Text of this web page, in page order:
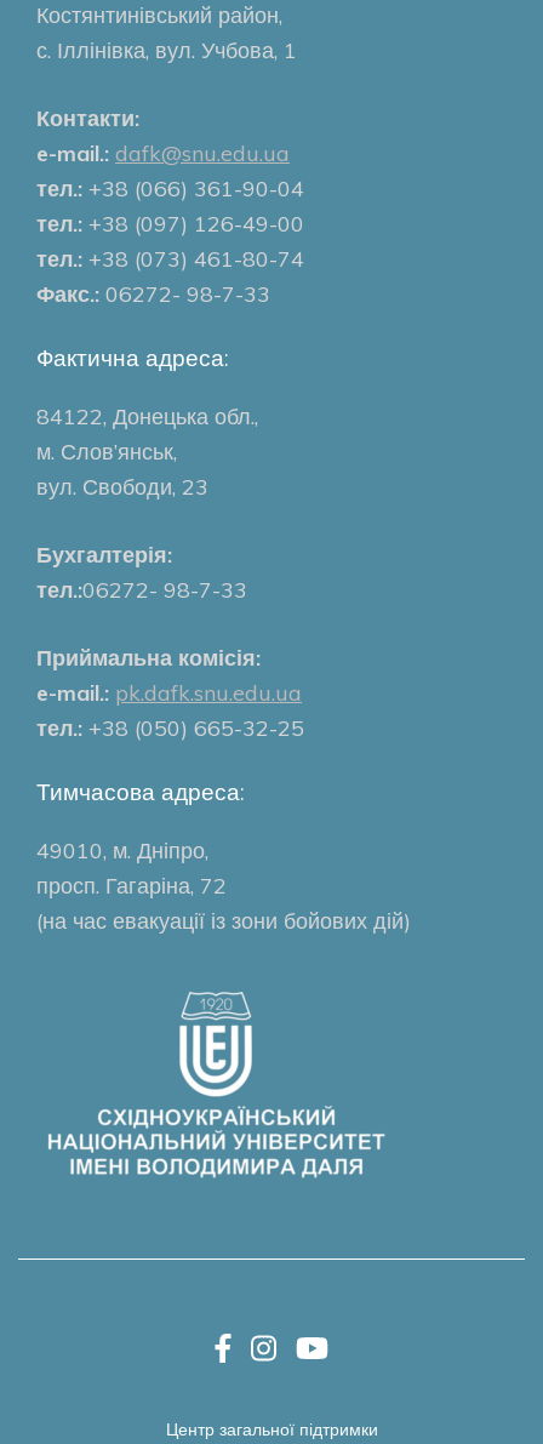
Костянтинівський район,
с. Іллінівка, вул. Учбова, 1
Контакти:
e-mail.: dafk@snu.edu.ua
тел.: +38 (066) 361-90-04
тел.: +38 (097) 126-49-00
тел.: +38 (073) 461-80-74
Факс.: 06272- 98-7-33
Фактична адреса:
84122, Донецька обл.,
м. Слов’янськ,
вул. Свободи, 23
Бухгалтерія:
тел.:06272- 98-7-33
Приймальна комісія:
e-mail.: pk.dafk.snu.edu.ua
тел.: +38 (050) 665-32-25
Тимчасова адреса:
49010, м. Дніпро,
просп. Гагаріна, 72
(на час евакуації із зони бойових дій)
Центр загальної підтримки